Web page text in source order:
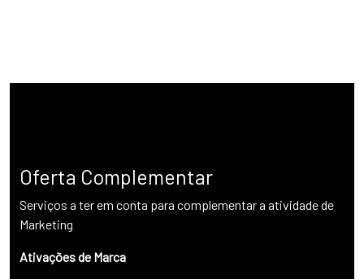
Oferta Complementar
Serviços a ter em conta para complementar a atividade de
Marketing
Ativações de Marca